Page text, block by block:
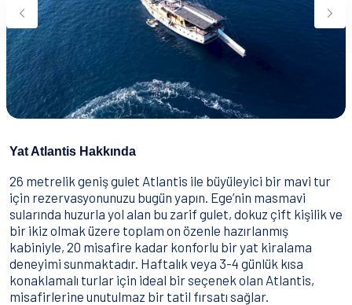
Yeme & İçme
Nasıl Rezervasyon Yapılır?
Şartlar & Koşullar
İletişim
Yat Atlantis Hakkında
26 metrelik geniş gulet Atlantis ile büyüleyici bir mavi tur
için rezervasyonunuzu bugün yapın. Ege’nin masmavi
sularında huzurla yol alan bu zarif gulet, dokuz çift kişilik ve
bir ikiz olmak üzere toplam on özenle hazırlanmış
kabiniyle, 20 misafire kadar konforlu bir yat kiralama
deneyimi sunmaktadır. Haftalık veya 3-4 günlük kısa
konaklamalı turlar için ideal bir seçenek olan Atlantis,
misafirlerine unutulmaz bir tatil fırsatı sağlar.